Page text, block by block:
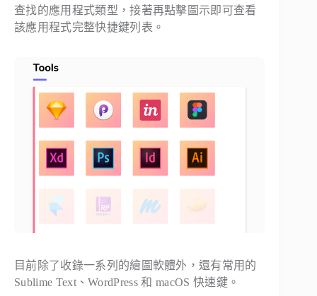
查找的應用程式類型，接著再點擊圖示即可查看
該應用程式完整快捷鍵列表。
目前除了收錄一系列的繪圖軟體外，還有常用的
Sublime Text、WordPress 和 macOS 快速鍵。